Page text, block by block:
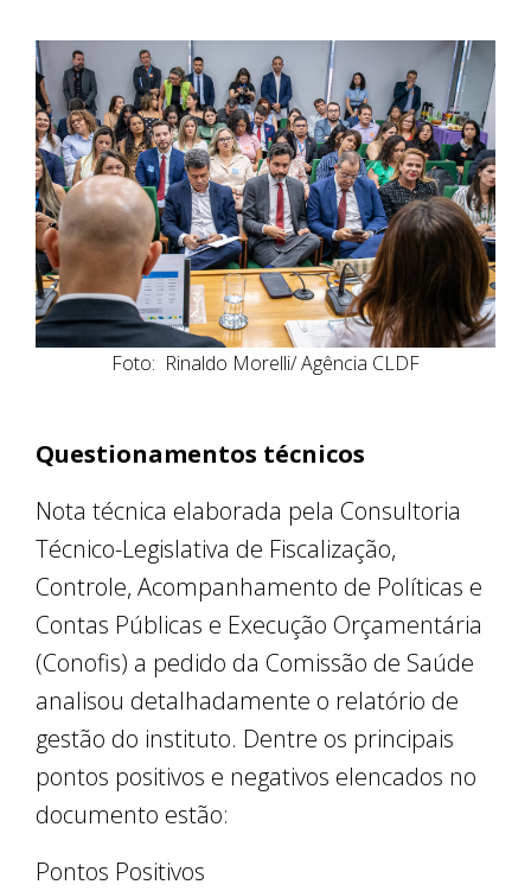
Foto: Rinaldo Morelli/ Agência CLDF
Questionamentos técnicos
Nota técnica elaborada pela Consultoria
Técnico-Legislativa de Fiscalização,
Controle, Acompanhamento de Políticas e
Contas Públicas e Execução Orçamentária
(Conofis) a pedido da Comissão de Saúde
analisou detalhadamente o relatório de
gestão do instituto. Dentre os principais
pontos positivos e negativos elencados no
documento estão:
Pontos Positivos